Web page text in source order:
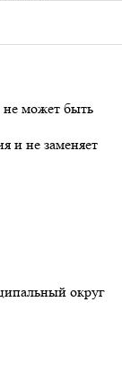
не может быть
и не заменяет
округ